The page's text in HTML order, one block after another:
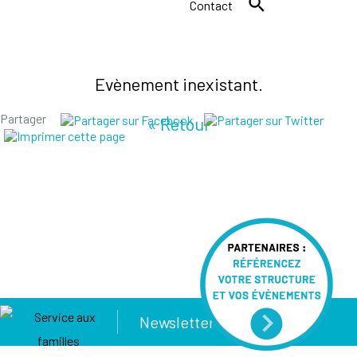
Contact
Evènement inexistant.
« Retour
Partager
Newsletter